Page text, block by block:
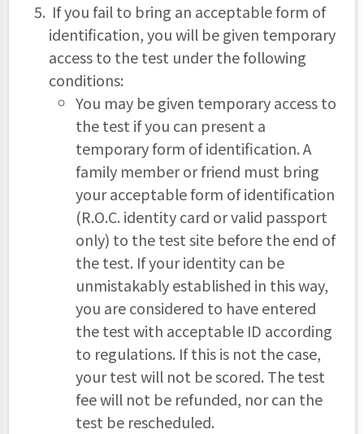
If you fail to bring an acceptable form of
identification, you will be given temporary
access to the test under the following
conditions:
You may be given temporary access to
the test if you can present a
temporary form of identification. A
family member or friend must bring
your acceptable form of identification
(R.O.C. identity card or valid passport
only) to the test site before the end of
the test. If your identity can be
unmistakably established in this way,
you are considered to have entered
the test with acceptable ID according
to regulations. If this is not the case,
your test will not be scored. The test
fee will not be refunded, nor can the
test be rescheduled.